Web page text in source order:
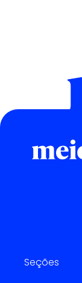
Seções